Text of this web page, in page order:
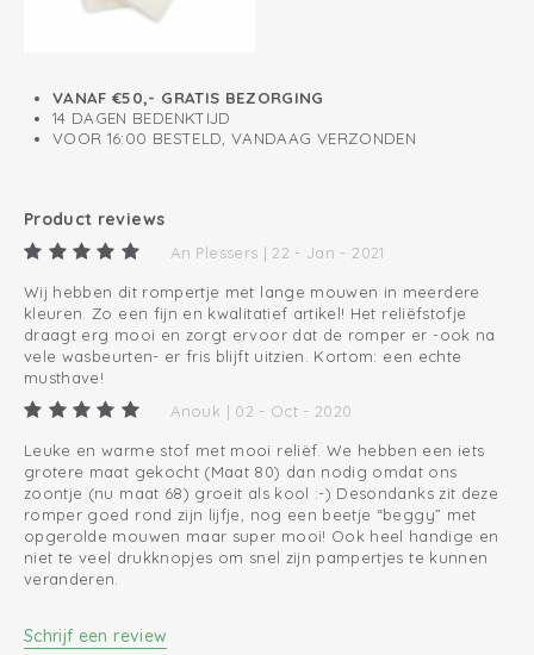
VANAF €50,- GRATIS BEZORGING
14 DAGEN BEDENKTIJD
VOOR 16:00 BESTELD, VANDAAG VERZONDEN
Product reviews
An Plessers | 22 - Jan - 2021
Wij hebben dit rompertje met lange mouwen in meerdere
kleuren. Zo een fijn en kwalitatief artikel! Het reliëfstofje
draagt erg mooi en zorgt ervoor dat de romper er -ook na
vele wasbeurten- er fris blijft uitzien. Kortom: een echte
musthave!
Anouk | 02 - Oct - 2020
Leuke en warme stof met mooi reliëf. We hebben een iets
grotere maat gekocht (Maat 80) dan nodig omdat ons
zoontje (nu maat 68) groeit als kool :-) Desondanks zit deze
romper goed rond zijn lijfje, nog een beetje “beggy” met
opgerolde mouwen maar super mooi! Ook heel handige en
niet te veel drukknopjes om snel zijn pampertjes te kunnen
veranderen.
Schrijf een review